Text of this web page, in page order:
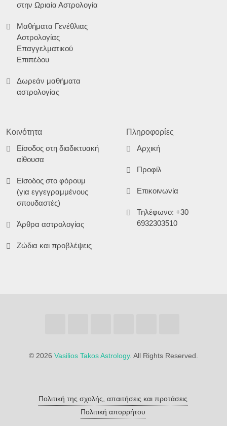
στην Ωριαία Αστρολογία
Μαθήματα Γενέθλιας
Αστρολογίας
Επαγγελματικού
Επιπέδου
Δωρεάν μαθήματα
αστρολογίας
Κοινότητα
Είσοδος στη διαδικτυακή
αίθουσα
Είσοδος στο φόρουμ
(για εγγεγραμμένους
σπουδαστές)
Άρθρα αστρολογίας
Ζώδια και προβλέψεις
Πληροφορίες
Αρχική
Προφίλ
Επικοινωνία
Τηλέφωνο: +30
6932303510
© 2026 Vasilios Takos Astrology. All Rights Reserved.
Πολιτική της σχολής, απαιτήσεις και προτάσεις
Πολιτική απορρήτου